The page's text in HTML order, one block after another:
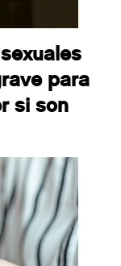
para
si son